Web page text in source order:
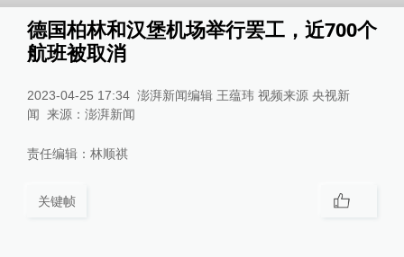
德国柏林和汉堡机场举行罢工，近700个
航班被取消
2023-04-25 17:34 澎湃新闻编辑 王蕴玮 视频来源 央视新
闻 来源： 澎湃新闻
责任编辑： 林顺祺
关键帧